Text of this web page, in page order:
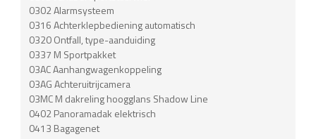
0302 Alarmsysteem
0316 Achterklepbediening automatisch
0320 Ontfall, type-aanduiding
0337 M Sportpakket
03AC Aanhangwagenkoppeling
03AG Achteruitrijcamera
03MC M dakreling hoogglans Shadow Line
0402 Panoramadak elektrisch
0413 Bagagenet